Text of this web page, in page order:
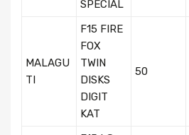
SPECIAL
MALAGU
TI
F15 FIRE
FOX
TWIN
DISKS
DIGIT
KAT
50